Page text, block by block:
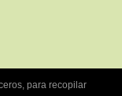
para
para recopilar